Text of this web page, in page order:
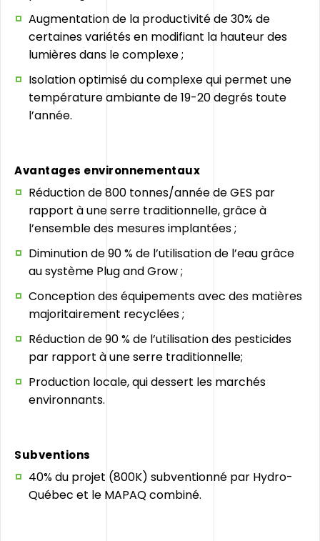
Augmentation de la productivité de 30% de
certaines variétés en modifiant la hauteur des
lumières dans le complexe ;
Isolation optimisé du complexe qui permet une
température ambiante de 19-20 degrés toute
l’année.
Avantages environnementaux
Réduction de 800 tonnes/année de GES par
rapport à une serre traditionnelle, grâce à
l’ensemble des mesures implantées ;
Diminution de 90 % de l’utilisation de l’eau grâce
au système Plug and Grow ;
Conception des équipements avec des matières
majoritairement recyclées ;
Réduction de 90 % de l’utilisation des pesticides
par rapport à une serre traditionnelle;
Production locale, qui dessert les marchés
environnants.
Subventions
40% du projet (800K) subventionné par Hydro-
Québec et le MAPAQ combiné.